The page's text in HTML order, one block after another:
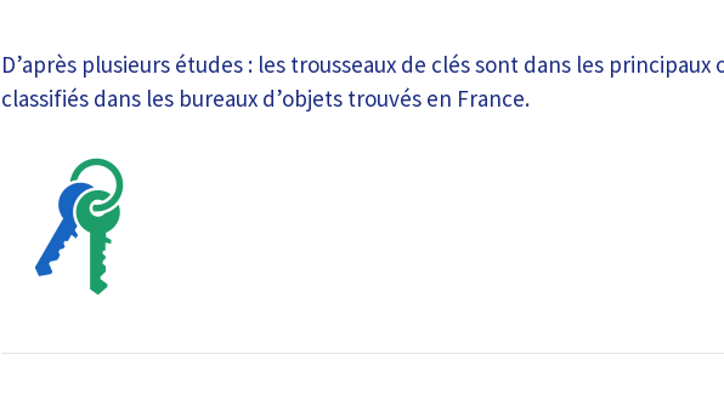
D’après plusieurs études : les trousseaux de clés sont dans les principaux
classifiés dans les bureaux d’objets trouvés en France.